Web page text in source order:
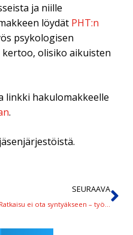
ja niille
löydät PHT:n
psykologisen
olisiko aikuisten
linkki hakulomakkeelle
.
SEURAAVA